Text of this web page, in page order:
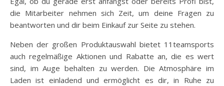
die Mitarbeiter nehmen sich Zeit, um deine Fragen zu
beantworten und dir beim Einkauf zur Seite zu stehen.
Neben der großen Produktauswahl bietet 11teamsports
auch regelmäßige Aktionen und Rabatte an, die es wert
sind, im Auge behalten zu werden. Die Atmosphäre im
Laden ist einladend und ermöglicht es dir, in Ruhe zu